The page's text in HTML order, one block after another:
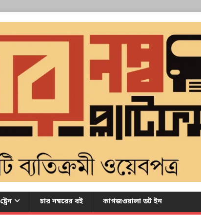
চার নম্বরের বই কাগজওয়ালা ডট ইন